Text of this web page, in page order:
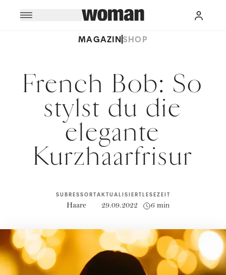
MAGAZINSHOP
French Bob: So
stylst du die
elegante
Kurzhaarfrisur
SUBRESSORT
Haare
AKTUALISIERT
29.09.2022
LESEZEIT
6 min